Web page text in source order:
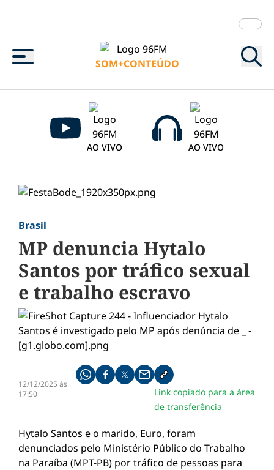
Menu
SOM+CONTEÚDO
AO VIVO AO VIVO
Brasil
MP denuncia Hytalo
Santos por tráfico sexual
e trabalho escravo
12/12/2025 às
17:50
Compartilhe pelo whatsapp
Compartilhar no facebook
Compartilhar no twitter
Compartilhe pelo email
Copiar link da notícia
Link copiado para a área
de transferência
Hytalo Santos e o marido, Euro, foram
denunciados pelo Ministério Público do Trabalho
na Paraíba (MPT-PB) por tráfico de pessoas para